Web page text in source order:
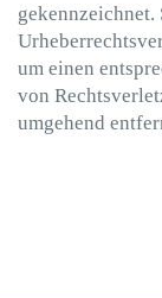
gekennzeichnet.
um einen
von
umgehend